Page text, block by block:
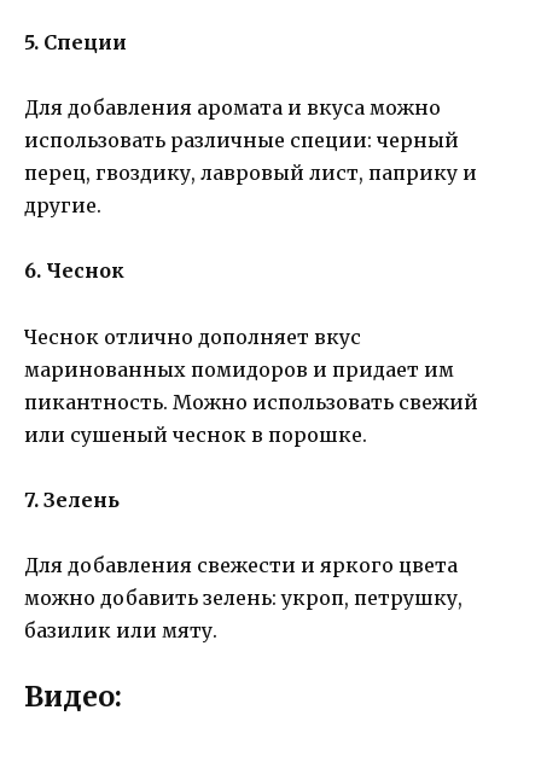
5. Специи
Для добавления аромата и вкуса можно
использовать различные специи: черный
перец, гвоздику, лавровый лист, паприку и
другие.
6. Чеснок
Чеснок отлично дополняет вкус
маринованных помидоров и придает им
пикантность. Можно использовать свежий
или сушеный чеснок в порошке.
7. Зелень
Для добавления свежести и яркого цвета
можно добавить зелень: укроп, петрушку,
базилик или мяту.
Видео: